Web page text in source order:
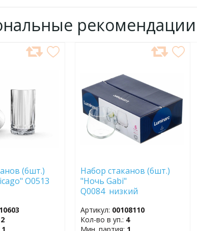
рекомендации
(6шт.)
O0513
2
1
ИЗБРАННОЕ
Набор стаканов (6шт.)
"Ночь Gabi"
Q0084 низкий
Артикул: 00108110
Кол-во в уп.: 4
Мин. партия: 1